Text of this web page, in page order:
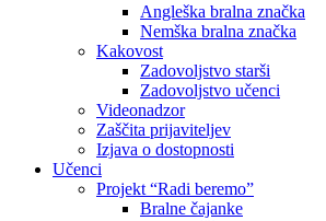
Angleška bralna značka
Nemška bralna značka
Kakovost
Zadovoljstvo starši
Zadovoljstvo učenci
Videonadzor
Zaščita prijaviteljev
Izjava o dostopnosti
Učenci
Projekt “Radi beremo”
Bralne čajanke